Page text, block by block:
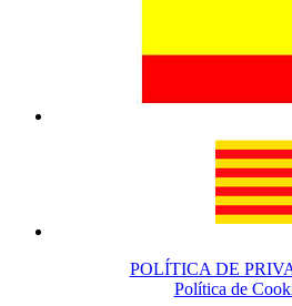
POLÍTICA DE
Política de